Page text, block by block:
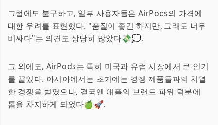
그럼에도 불구하고, 일부 사용자들은 AirPods의 가격에
대한 우려를 표현했다. "품질이 좋긴 하지만, 그래도 너무
비싸다"는 의견도 상당히 많았다💸💭.
그 외에도, AirPods는 특히 미국과 유럽 시장에서 큰 인기
를 끌었다. 아시아에서는 초기에는 경쟁 제품들과의 치열
한 경쟁을 벌였으나, 결국엔 애플의 브랜드 파워 덕분에
톱을 차지하게 되었다🍏🚀.